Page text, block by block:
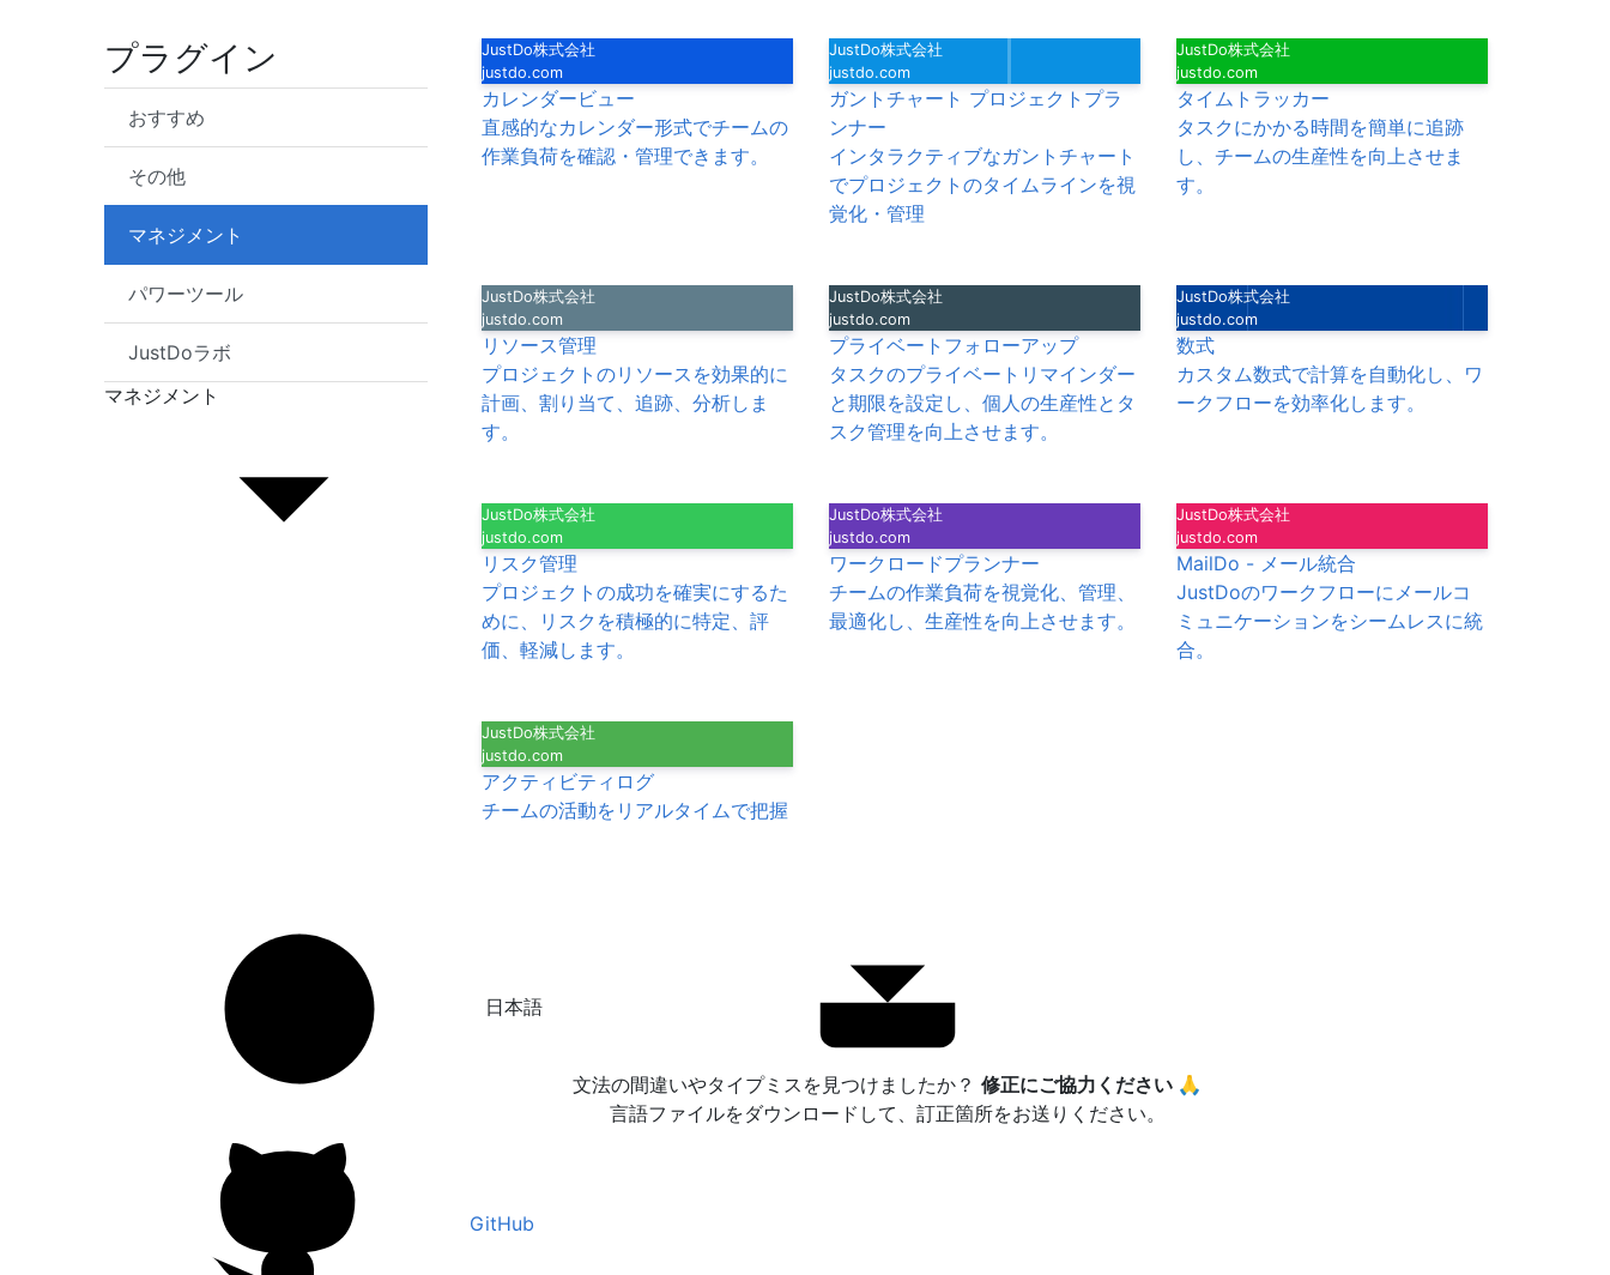
プラグイン
おすすめ
その他
マネジメント
パワーツール
JustDoラボ
マネジメント
JustDo株式会社
justdo.com
カレンダービュー
直感的なカレンダー形式でチームの
作業負荷を確認・管理できます。
JustDo株式会社
justdo.com
ガントチャート プロジェクトプラ
ンナー
インタラクティブなガントチャート
でプロジェクトのタイムラインを視
覚化・管理
JustDo株式会社
justdo.com
タイムトラッカー
タスクにかかる時間を簡単に追跡
し、チームの生産性を向上させま
す。
JustDo株式会社
justdo.com
リソース管理
プロジェクトのリソースを効果的に
計画、割り当て、追跡、分析しま
す。
JustDo株式会社
justdo.com
プライベートフォローアップ
タスクのプライベートリマインダー
と期限を設定し、個人の生産性とタ
スク管理を向上させます。
JustDo株式会社
justdo.com
数式
カスタム数式で計算を自動化し、ワ
ークフローを効率化します。
JustDo株式会社
justdo.com
リスク管理
プロジェクトの成功を確実にするた
めに、リスクを積極的に特定、評
価、軽減します。
JustDo株式会社
justdo.com
ワークロードプランナー
チームの作業負荷を視覚化、管理、
最適化し、生産性を向上させます。
JustDo株式会社
justdo.com
MailDo - メール統合
JustDoのワークフローにメールコ
ミュニケーションをシームレスに統
合。
JustDo株式会社
justdo.com
アクティビティログ
チームの活動をリアルタイムで把握
日本語
文法の間違いやタイプミスを見つけましたか？ 修正にご協力ください 🙏
言語ファイルをダウンロードして、訂正箇所をお送りください。
GitHub